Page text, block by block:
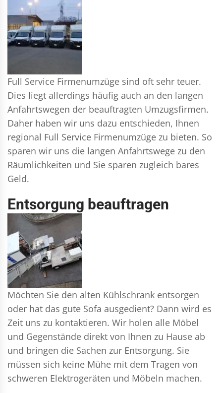
Full Service Firmenumzüge sind oft sehr teuer.
Dies liegt allerdings häufig auch an den langen
Anfahrtswegen der beauftragten Umzugsfirmen.
Daher haben wir uns dazu entschieden, Ihnen
regional Full Service Firmenumzüge zu bieten. So
sparen wir uns die langen Anfahrtswege zu den
Räumlichkeiten und Sie sparen zugleich bares
Geld.
Entsorgung beauftragen
Möchten Sie den alten Kühlschrank entsorgen
oder hat das gute Sofa ausgedient? Dann wird es
Zeit uns zu kontaktieren. Wir holen alle Möbel
und Gegenstände direkt von Ihnen zu Hause ab
und bringen die Sachen zur Entsorgung. Sie
müssen sich keine Mühe mit dem Tragen von
schweren Elektrogeräten und Möbeln machen.